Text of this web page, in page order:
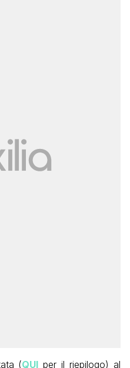
(QUI per il riepilogo) al